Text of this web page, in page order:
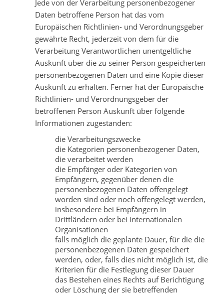
Jede von der Verarbeitung personenbezogener
Daten betroffene Person hat das vom
Europäischen Richtlinien- und Verordnungsgeber
gewährte Recht, jederzeit von dem für die
Verarbeitung Verantwortlichen unentgeltliche
Auskunft über die zu seiner Person gespeicherten
personenbezogenen Daten und eine Kopie dieser
Auskunft zu erhalten. Ferner hat der Europäische
Richtlinien- und Verordnungsgeber der
betroffenen Person Auskunft über folgende
Informationen zugestanden:
die Verarbeitungszwecke
die Kategorien personenbezogener Daten,
die verarbeitet werden
die Empfänger oder Kategorien von
Empfängern, gegenüber denen die
personenbezogenen Daten offengelegt
worden sind oder noch offengelegt werden,
insbesondere bei Empfängern in
Drittländern oder bei internationalen
Organisationen
falls möglich die geplante Dauer, für die die
personenbezogenen Daten gespeichert
werden, oder, falls dies nicht möglich ist, die
Kriterien für die Festlegung dieser Dauer
das Bestehen eines Rechts auf Berichtigung
oder Löschung der sie betreffenden